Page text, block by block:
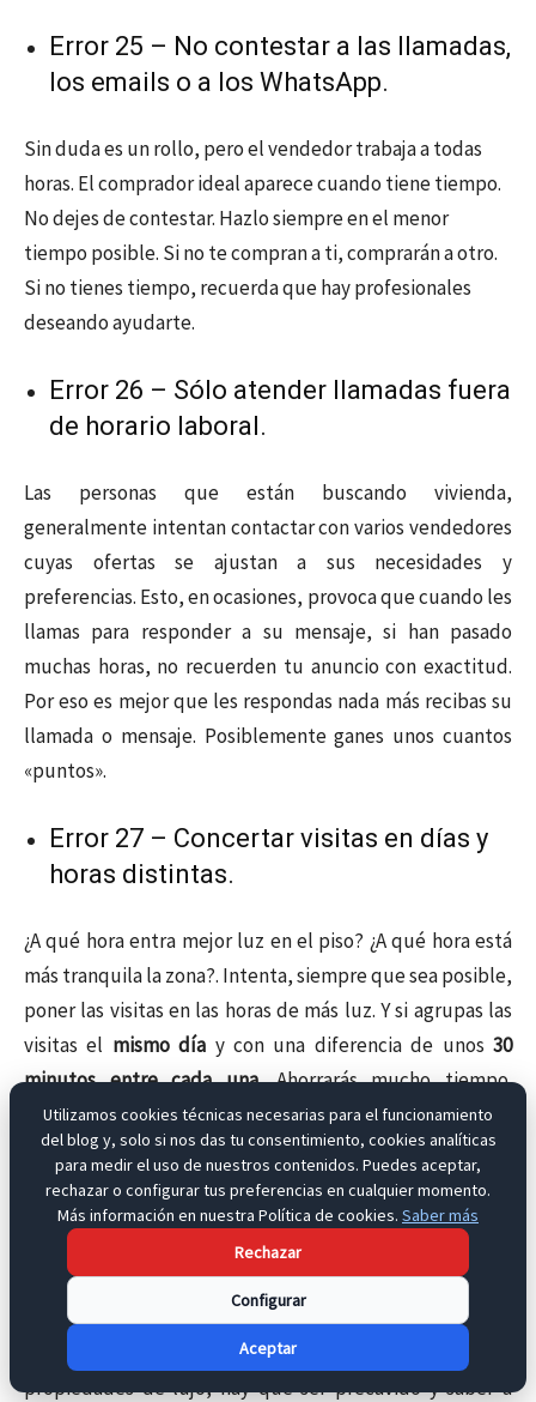
Error 25 – No contestar a las llamadas,
los emails o a los WhatsApp.
Sin duda es un rollo, pero el vendedor trabaja a todas
horas. El comprador ideal aparece cuando tiene tiempo.
No dejes de contestar. Hazlo siempre en el menor
tiempo posible. Si no te compran a ti, comprarán a otro.
Si no tienes tiempo, recuerda que hay profesionales
deseando ayudarte.
Error 26 – Sólo atender llamadas fuera
de horario laboral.
Las personas que están buscando vivienda,
generalmente intentan contactar con varios vendedores
cuyas ofertas se ajustan a sus necesidades y
preferencias. Esto, en ocasiones, provoca que cuando les
llamas para responder a su mensaje, si han pasado
muchas horas, no recuerden tu anuncio con exactitud.
Por eso es mejor que les respondas nada más recibas su
llamada o mensaje. Posiblemente ganes unos cuantos
«puntos».
Error 27 – Concertar visitas en días y
horas distintas.
¿A qué hora entra mejor luz en el piso? ¿A qué hora está
más tranquila la zona?. Intenta, siempre que sea posible,
poner las visitas en las horas de más luz. Y si agrupas las
visitas el mismo día y con una diferencia de unos30
minutos entre cada una. Ahorrarás mucho tiempo.
Además, si los compradores se ven unos a otros, ven que
hay movimiento. Si les gusta el piso, no tardarán en hacer
una oferta.
Error 28 – Realizar visitas sin registro.
El registro de visitas tiene una doble función. La primera
es saber quién entra en tu casa. En el caso de
propiedades de lujo, hay que ser precavido y saber a
Utilizamos cookies técnicas necesarias para el funcionamiento
del blog y, solo si nos das tu consentimiento, cookies analíticas
para medir el uso de nuestros contenidos. Puedes aceptar,
rechazar o configurar tus preferencias en cualquier momento.
Más información en nuestra Política de cookies. Saber más
Rechazar
Configurar
Aceptar